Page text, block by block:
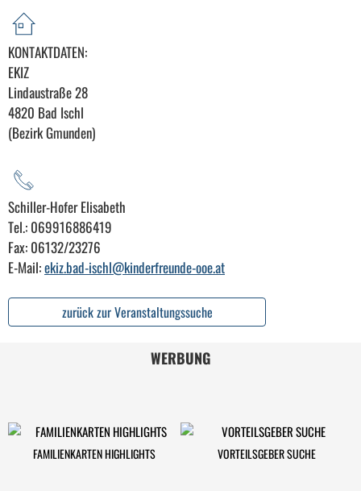
KONTAKTDATEN:
EKIZ
Lindaustraße 28
4820 Bad Ischl
(Bezirk Gmunden)
Schiller-Hofer Elisabeth
Tel.: 069916886419
Fax: 06132/23276
E-Mail:ekiz.bad-ischl@kinderfreunde-ooe.at
zurück zur Veranstaltungssuche
WERBUNG
FAMILIENKARTEN HIGHLIGHTS VORTEILSGEBER SUCHE